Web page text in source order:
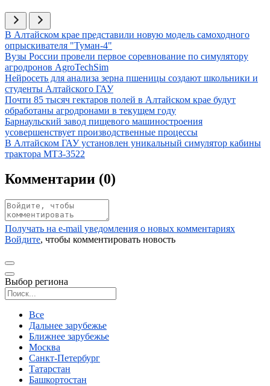
Иллюстрация новости
В Алтайском крае представили новую модель самоходного
опрыскивателя "Туман-4"
Иллюстрация новости
Вузы России провели первое соревнование по симулятору
агродронов AgroTechSim
Иллюстрация новости
Нейросеть для анализа зерна пшеницы создают школьники и
студенты Алтайского ГАУ
Иллюстрация новости
Почти 85 тысяч гектаров полей в Алтайском крае будут
обработаны агродронами в текущем году
Иллюстрация новости
Барнаульский завод пищевого машиностроения
усовершенствует производственные процессы
Иллюстрация новости
В Алтайском ГАУ установлен уникальный симулятор кабины
трактора МТЗ-3522
Комментарии (0)
Получать на e‑mail уведомления о новых комментариях
Войдите, чтобы комментировать новость
Выбор региона
Все
Дальнее зарубежье
Ближнее зарубежье
Москва
Санкт-Петербург
Татарстан
Башкортостан